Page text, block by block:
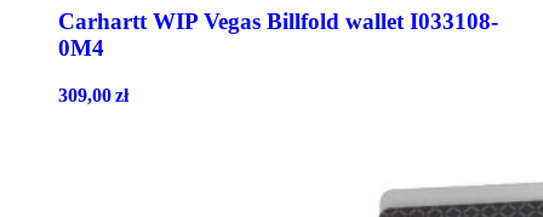
Carhartt WIP Vegas Billfold wallet I033108-
0M4
309,00zł